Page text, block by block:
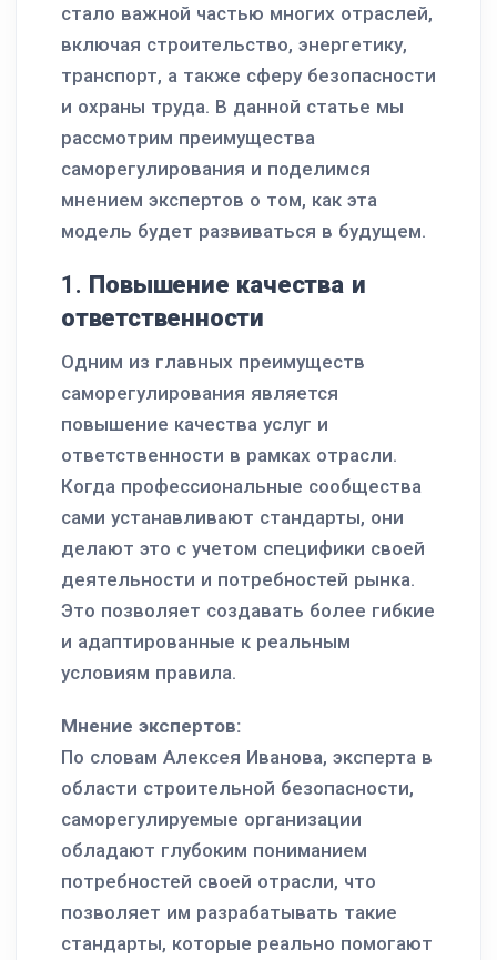
стало важной частью многих отраслей,
включая строительство, энергетику,
транспорт, а также сферу безопасности
и охраны труда. В данной статье мы
рассмотрим преимущества
саморегулирования и поделимся
мнением экспертов о том, как эта
модель будет развиваться в будущем.
1. Повышение качества и
ответственности
Одним из главных преимуществ
саморегулирования является
повышение качества услуг и
ответственности в рамках отрасли.
Когда профессиональные сообщества
сами устанавливают стандарты, они
делают это с учетом специфики своей
деятельности и потребностей рынка.
Это позволяет создавать более гибкие
и адаптированные к реальным
условиям правила.
Мнение экспертов:
По словам Алексея Иванова, эксперта в
области строительной безопасности,
саморегулируемые организации
обладают глубоким пониманием
потребностей своей отрасли, что
позволяет им разрабатывать такие
стандарты, которые реально помогают